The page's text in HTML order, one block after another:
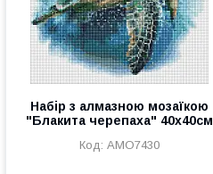
Набір з алмазною мозаїкою
"Блакита черепаха" 40х40см
AMO7430